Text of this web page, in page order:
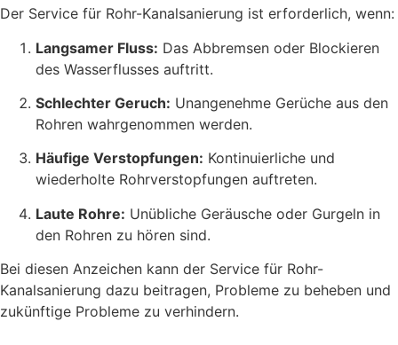
Der Service für Rohr-Kanalsanierung ist erforderlich, wenn:
Langsamer Fluss: Das Abbremsen oder Blockieren
des Wasserflusses auftritt.
Schlechter Geruch: Unangenehme Gerüche aus den
Rohren wahrgenommen werden.
Häufige Verstopfungen: Kontinuierliche und
wiederholte Rohrverstopfungen auftreten.
Laute Rohre: Unübliche Geräusche oder Gurgeln in
den Rohren zu hören sind.
Bei diesen Anzeichen kann der Service für Rohr-
Kanalsanierung dazu beitragen, Probleme zu beheben und
zukünftige Probleme zu verhindern.